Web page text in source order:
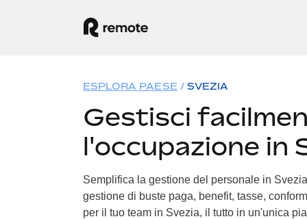
ESPLORA PAESE SVEZIA
Gestisci
l'occupazione in
Semplifica la gestione del personale in
gestione di buste paga, benefit, tasse,
per il tuo team in Svezia, il tutto in un'unica